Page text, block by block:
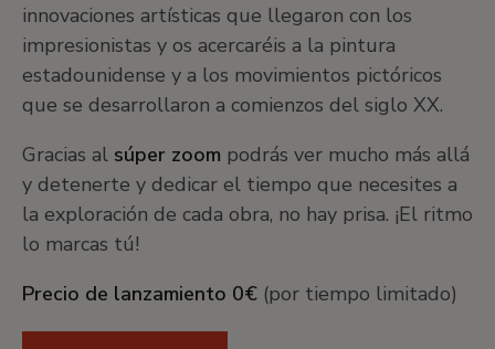
innovaciones artísticas que llegaron con los
impresionistas y os acercaréis a la pintura
estadounidense y a los movimientos pictóricos
que se desarrollaron a comienzos del siglo XX.
Gracias al súper zoom podrás ver mucho más allá
y detenerte y dedicar el tiempo que necesites a
la exploración de cada obra, no hay prisa. ¡El ritmo
lo marcas tú!
Precio de lanzamiento 0€ (por tiempo limitado)